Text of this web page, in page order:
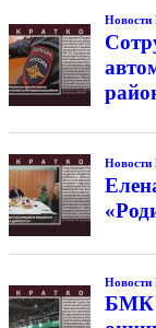
Новости
Новости
Новости
БМК